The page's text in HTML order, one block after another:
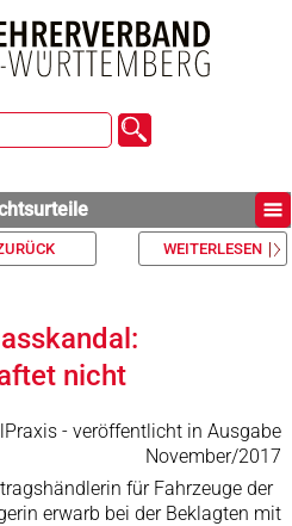
WEITERLESEN
nicht
- veröffentlicht in Ausgabe
November/2017
für Fahrzeuge der
erwarb bei der Beklagten mit